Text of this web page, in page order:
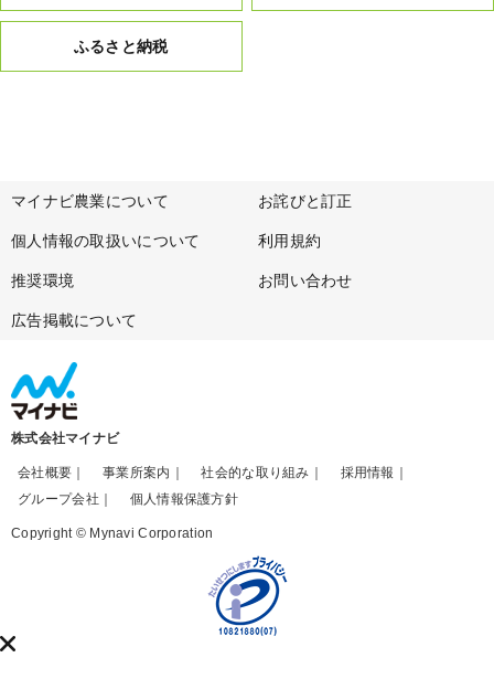
ふるさと納税
マイナビ農業について お詫びと訂正
個人情報の取扱いについて 利用規約
推奨環境 お問い合わせ
広告掲載について
株式会社マイナビ
会社概要 事業所案内 社会的な取り組み
採用情報
グループ会社
個人情報保護方針
Copyright © Mynavi Corporation